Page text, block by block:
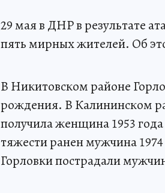
29 мая в ДНР в результате
пять мирных жителей. Об
В Никитовском районе
рождения. В Калининском
получила женщина 1953
тяжести ранен мужчина
Горловки пострадали